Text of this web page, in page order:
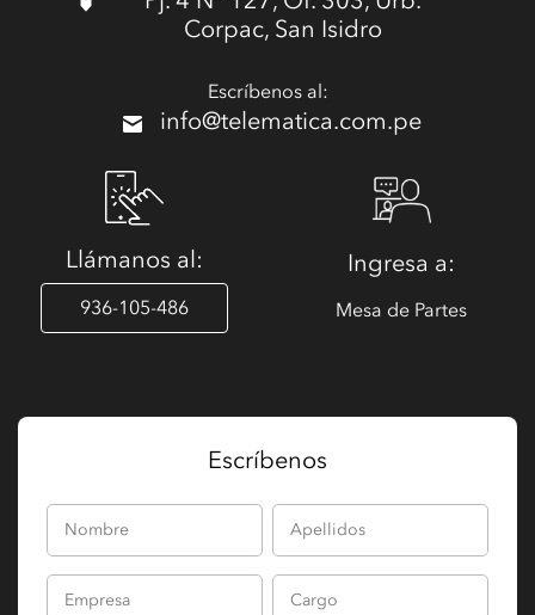
Corpac, San Isidro
Escríbenos al:
info@telematica.com.pe
Llámanos al:
936-105-486
Ingresa a:
Mesa de Partes
Escríbenos